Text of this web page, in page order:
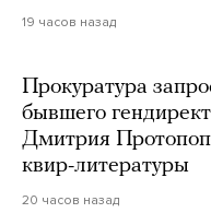
19 часов назад
Прокуратура
бывшего
Дмитрия
квир-литературы
20 часов назад